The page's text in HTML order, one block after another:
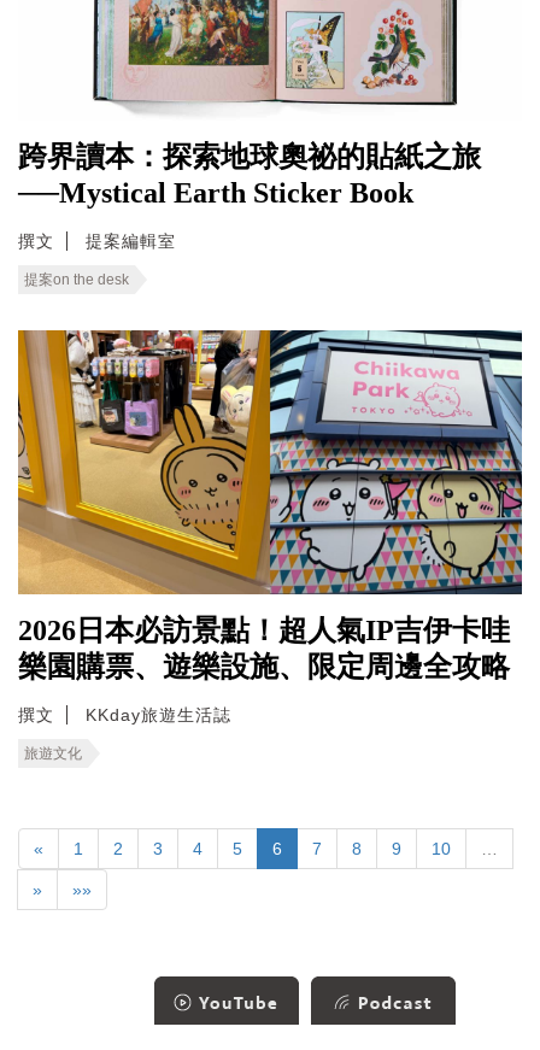
跨界讀本：探索地球奧祕的貼紙之旅
──Mystical Earth Sticker Book
撰文 提案編輯室
提案on the desk
2026日本必訪景點！超人氣IP吉伊卡哇
樂園購票、遊樂設施、限定周邊全攻略
撰文 KKday旅遊生活誌
旅遊文化
« 1 2 3 4 5 6 7 8 9 10
» »»